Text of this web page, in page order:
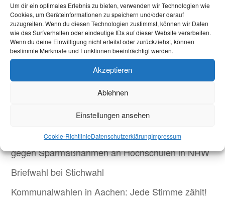
Um dir ein optimales Erlebnis zu bieten, verwenden wir Technologien wie
Cookies, um Geräteinformationen zu speichern und/oder darauf
zuzugreifen. Wenn du diesen Technologien zustimmst, können wir Daten
wie das Surfverhalten oder eindeutige IDs auf dieser Website verarbeiten.
Wenn du deine Einwilligung nicht erteilst oder zurückziehst, können
bestimmte Merkmale und Funktionen beeinträchtigt werden.
Akzeptieren
Ablehnen
Einstellungen ansehen
Cookie-RichtlinieDatenschutzerklärungImpressum
Aktuelles
Welcome Week und darüber hinaus: Onboarding
neuer internationaler Studierender
und was wirklich hilft
Protest in Düsseldorf: Studierende demonstrieren
gegen Sparmaßnahmen an Hochschulen in NRW
Briefwahl bei Stichwahl
Kommunalwahlen in Aachen: Jede Stimme zählt!